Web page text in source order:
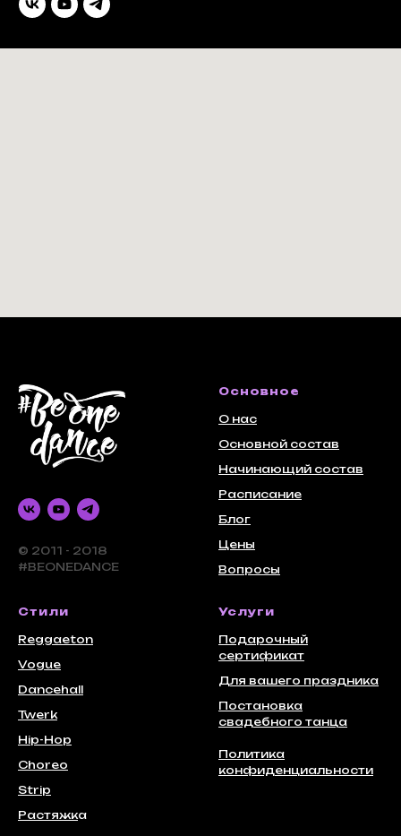
© 2011 - 2018
#BEONEDANCE
Основное
О нас
Основной состав
Начинающий состав
Расписание
Блог
Цены
Вопросы
Стили
Reggaeton
Vogue
Dancehall
Twerk
Hip-Hop
Choreo
Strip
Растяжка
Услуги
Подарочный
сертификат
Для вашего праздника
Постановка
свадебного танца
Политика
конфиденциальности